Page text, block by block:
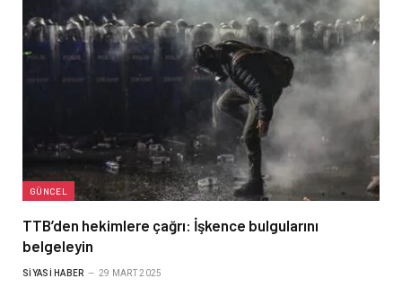
GÜNCEL
TTB’den hekimlere çağrı: İşkence bulgularını
belgeleyin
SIYASI HABER 29 MART 2025